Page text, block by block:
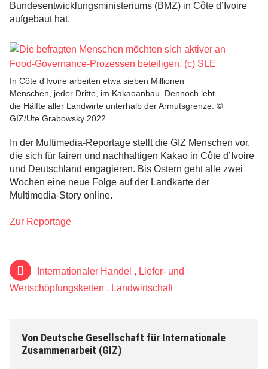
Von Deutsche Gesellschaft für Internationale
Zusammenarbeit (GIZ)
Bundesentwicklungsministeriums (BMZ) in Côte d’Ivoire
aufgebaut hat.
In Côte d'Ivoire arbeiten etwa sieben Millionen
Menschen, jeder Dritte, im Kakaoanbau. Dennoch lebt
die Hälfte aller Landwirte unterhalb der Armutsgrenze. ©
GIZ/Ute Grabowsky 2022
In der Multimedia-Reportage stellt die GIZ Menschen vor,
die sich für fairen und nachhaltigen Kakao in Côte d’Ivoire
und Deutschland engagieren. Bis Ostern geht alle zwei
Wochen eine neue Folge auf der Landkarte der
Multimedia-Story online.
Zur Reportage
Internationaler Handel , Liefer- und
Wertschöpfungsketten , Landwirtschaft